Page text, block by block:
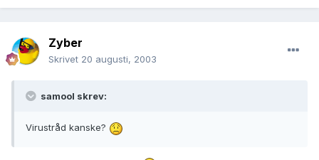
Zyber
Skrivet 20 augusti, 2003
samool skrev:
Virustråd kanske?